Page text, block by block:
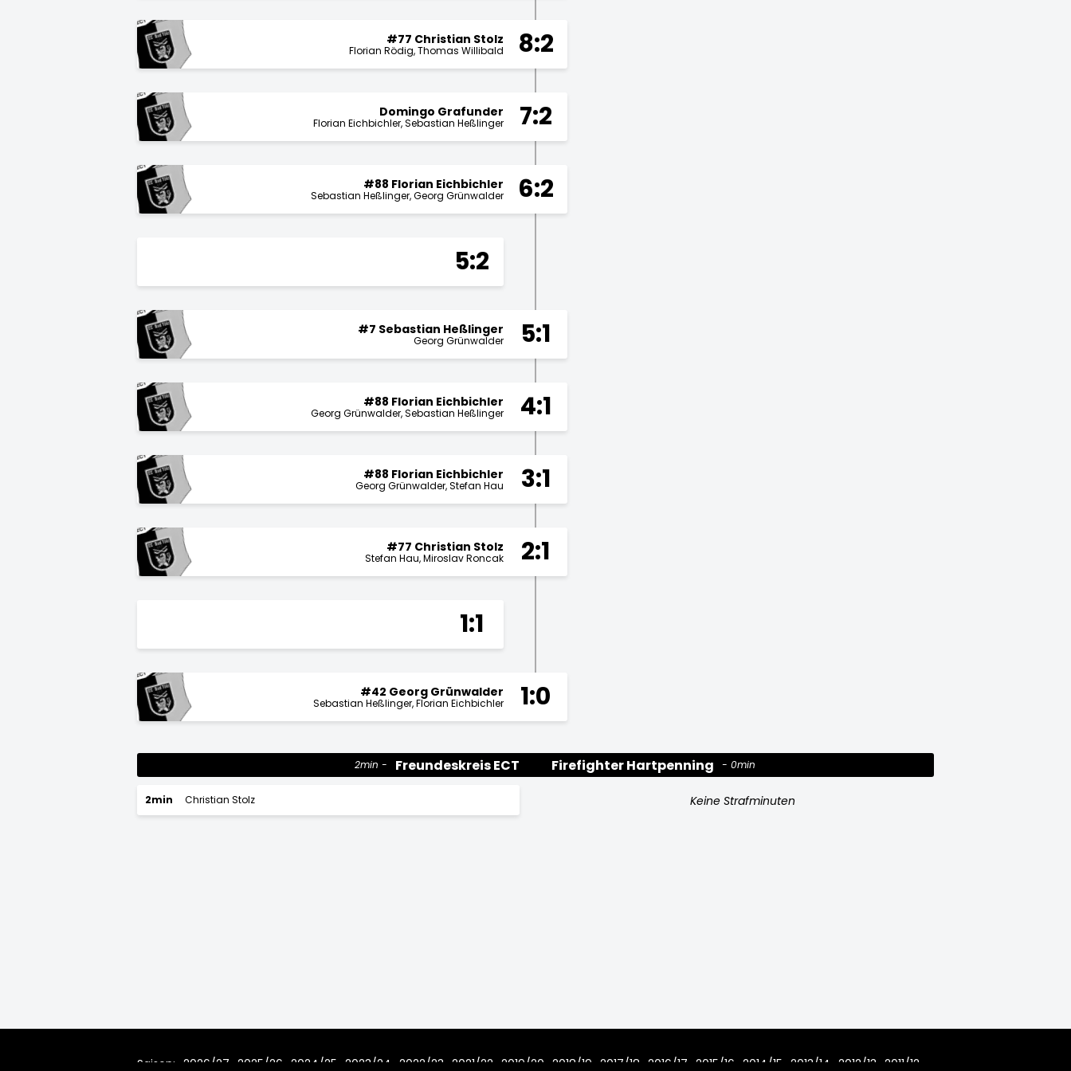
8:2
#77 Christian Stolz
Florian Rödig Thomas Willibald
7:2
Domingo Grafunder
Florian Eichbichler Sebastian Heßlinger
6:2
#88 Florian Eichbichler
Sebastian Heßlinger Georg Grünwalder
5:2
5:1
#7 Sebastian Heßlinger
Georg Grünwalder
4:1
#88 Florian Eichbichler
Georg Grünwalder Sebastian Heßlinger
3:1
#88 Florian Eichbichler
Georg Grünwalder Stefan Hau
2:1
#77 Christian Stolz
Stefan Hau Miroslav Roncak
1:1
1:0
#42 Georg Grünwalder
Sebastian Heßlinger Florian Eichbichler
Freundeskreis ECT
2min
2min Christian Stolz
Firefighter Hartpenning 0min
Keine Strafminuten
Saison: 2026/27 2025/26 2024/25 2023/24 2022/23 2021/22 2019/20 2018/19 2017/18 2016/17 2015/16 2014/15 2013/14 2012/13 2011/12